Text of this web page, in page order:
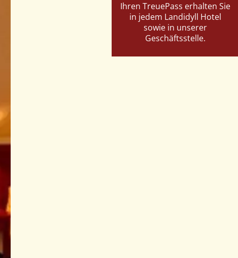
Ihren TreuePass erhalten Sie
in jedem Landidyll Hotel
sowie in unserer
Geschäftsstelle.